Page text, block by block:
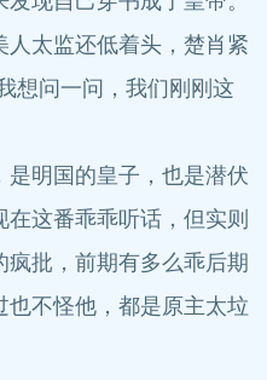
太监还低着头，楚肖紧
想问一问，我们刚刚这
明国的皇子，也是潜伏
这番乖乖听话，但实则
批，前期有多么乖后期
不怪他，都是原主太垃